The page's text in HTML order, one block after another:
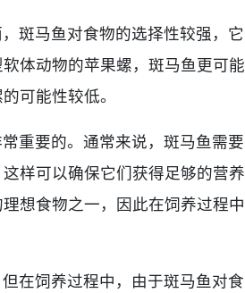
斑马鱼对食物的选择性较强，它
体动物的苹果螺，斑马鱼更可能
可能性较低。
重要的。通常来说，斑马鱼需要
样可以确保它们获得足够的营养
想食物之一，因此在饲养过程中
在饲养过程中，由于斑马鱼对食